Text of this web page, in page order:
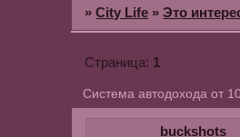
»City Life »Это
Cистема автодохода от
Страница: 1
buckshots